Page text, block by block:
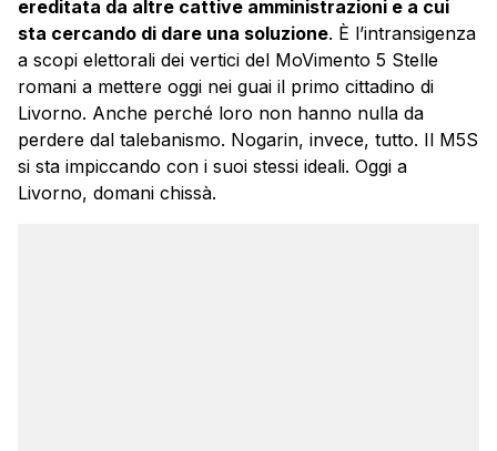
ereditata da altre cattive amministrazioni e a cui
sta cercando di dare una soluzione. È l’intransigenza
a scopi elettorali dei vertici del MoVimento 5 Stelle
romani a mettere oggi nei guai il primo cittadino di
Livorno. Anche perché loro non hanno nulla da
perdere dal talebanismo. Nogarin, invece, tutto. Il M5S
si sta impiccando con i suoi stessi ideali. Oggi a
Livorno, domani chissà.